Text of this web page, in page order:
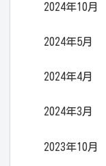
2024年10月
2024年5月
2024年4月
2024年3月
2023年10月